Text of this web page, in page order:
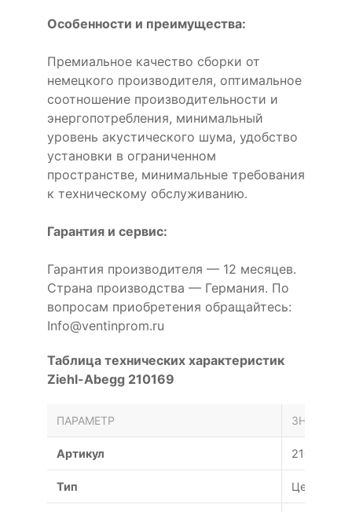
Особенности и преимущества:
Премиальное качество сборки от
немецкого производителя, оптимальное
соотношение производительности и
энергопотребления, минимальный
уровень акустического шума, удобство
установки в ограниченном
пространстве, минимальные требования
к техническому обслуживанию.
Гарантия и сервис:
Гарантия производителя — 12 месяцев.
Страна производства — Германия. По
вопросам приобретения обращайтесь:
Info@ventinprom.ru
Таблица технических характеристик
Ziehl-Abegg 210169
ПАРАМЕТР ЗНАЧЕНИЕ
Артикул 210169
Тип